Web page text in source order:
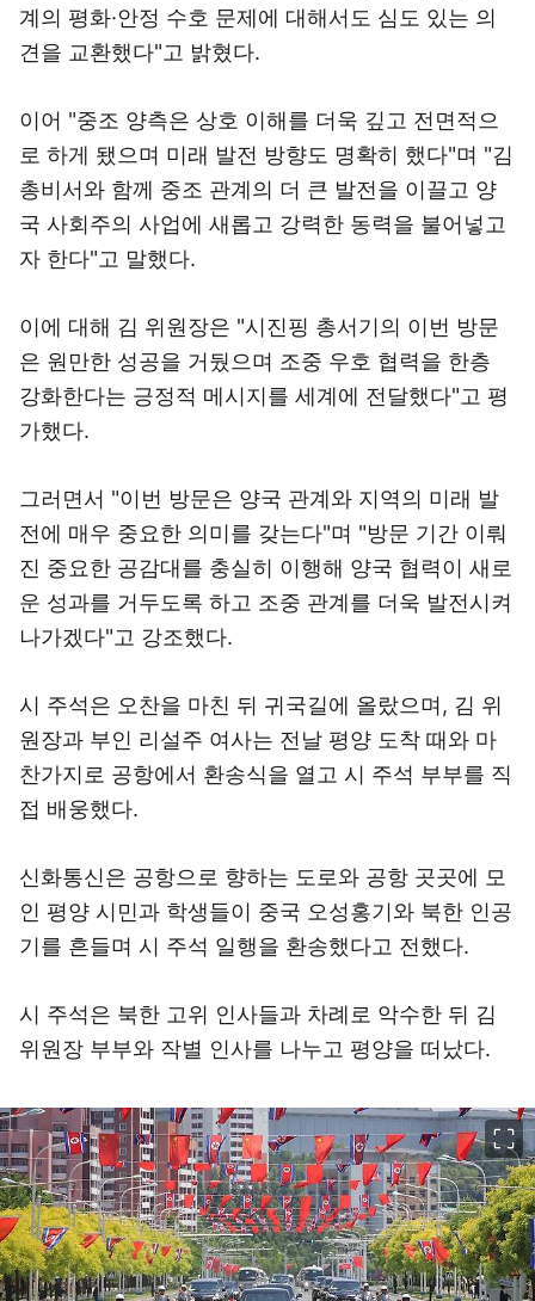
계의 평화·안정 수호 문제에 대해서도 심도 있는 의
견을 교환했다"고 밝혔다.
이어 "중조 양측은 상호 이해를 더욱 깊고 전면적으
로 하게 됐으며 미래 발전 방향도 명확히 했다"며 "김
총비서와 함께 중조 관계의 더 큰 발전을 이끌고 양
국 사회주의 사업에 새롭고 강력한 동력을 불어넣고
자 한다"고 말했다.
이에 대해 김 위원장은 "시진핑 총서기의 이번 방문
은 원만한 성공을 거뒀으며 조중 우호 협력을 한층
강화한다는 긍정적 메시지를 세계에 전달했다"고 평
가했다.
그러면서 "이번 방문은 양국 관계와 지역의 미래 발
전에 매우 중요한 의미를 갖는다"며 "방문 기간 이뤄
진 중요한 공감대를 충실히 이행해 양국 협력이 새로
운 성과를 거두도록 하고 조중 관계를 더욱 발전시켜
나가겠다"고 강조했다.
시 주석은 오찬을 마친 뒤 귀국길에 올랐으며, 김 위
원장과 부인 리설주 여사는 전날 평양 도착 때와 마
찬가지로 공항에서 환송식을 열고 시 주석 부부를 직
접 배웅했다.
신화통신은 공항으로 향하는 도로와 공항 곳곳에 모
인 평양 시민과 학생들이 중국 오성홍기와 북한 인공
기를 흔들며 시 주석 일행을 환송했다고 전했다.
시 주석은 북한 고위 인사들과 차례로 악수한 뒤 김
위원장 부부와 작별 인사를 나누고 평양을 떠났다.